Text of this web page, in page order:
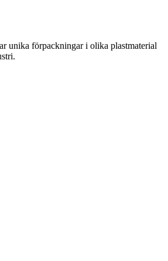
unika förpackningar i olika plastmaterial